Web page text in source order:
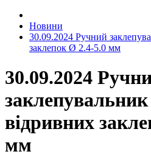
Новини
30.09.2024 Ручний
заклепок Ø 2.4-5.0 мм
30.09.2024
відривних
мм